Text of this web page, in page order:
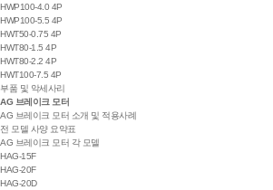
HWP100-4.0 4P
HWP100-5.5 4P
HWT50-0.75 4P
HWT80-1.5 4P
HWT80-2.2 4P
HWT100-7.5 4P
부품 및 악세사리
AG 브레이크 모터
AG 브레이크 모터 소개 및 적용사례
전 모델 사양 요약표
AG 브레이크 모터 각 모델
HAG-15F
HAG-20F
HAG-20D